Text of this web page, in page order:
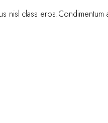
nisl class eros.Condimentum